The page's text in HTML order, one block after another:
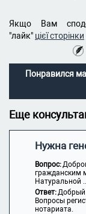
Якщо Вам
"лайк" цієї сторінки
Понравился
Еще
Нужна
Вопрос:
гражданским
Натуральной
Ответ:Добрый
Вопросы
нотариата.